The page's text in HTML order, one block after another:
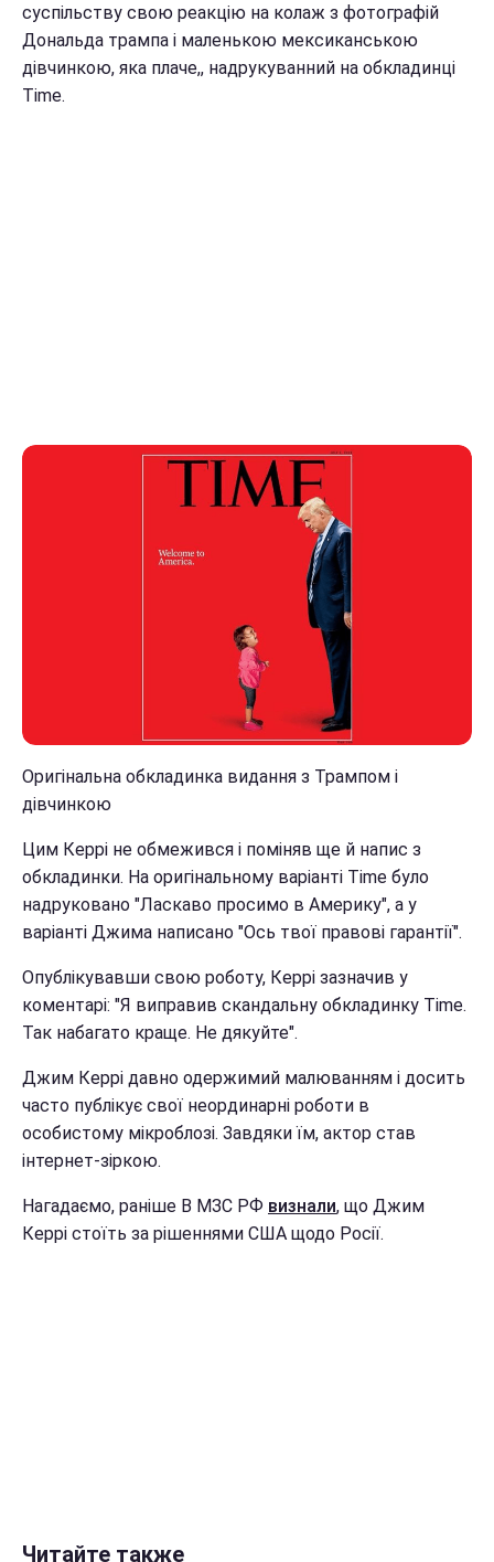
суспільству свою реакцію на колаж з фотографій
Дональда трампа і маленькою мексиканською
дівчинкою, яка плаче,, надрукуванний на обкладинці
Time.
Оригінальна обкладинка видання з Трампом і
дівчинкою
Цим Керрі не обмежився і поміняв ще й напис з
обкладинки. На оригінальному варіанті Time було
надруковано "Ласкаво просимо в Америку", а у
варіанті Джима написано "Ось твої правові гарантії".
Опублікувавши свою роботу, Керрі зазначив у
коментарі: "Я виправив скандальну обкладинку Time.
Так набагато краще. Не дякуйте".
Джим Керрі давно одержимий малюванням і досить
часто публікує свої неординарні роботи в
особистому мікроблозі. Завдяки їм, актор став
інтернет-зіркою.
Нагадаємо, раніше В МЗС РФ визнали, що Джим
Керрі стоїть за рішеннями США щодо Росії.
Читайте также